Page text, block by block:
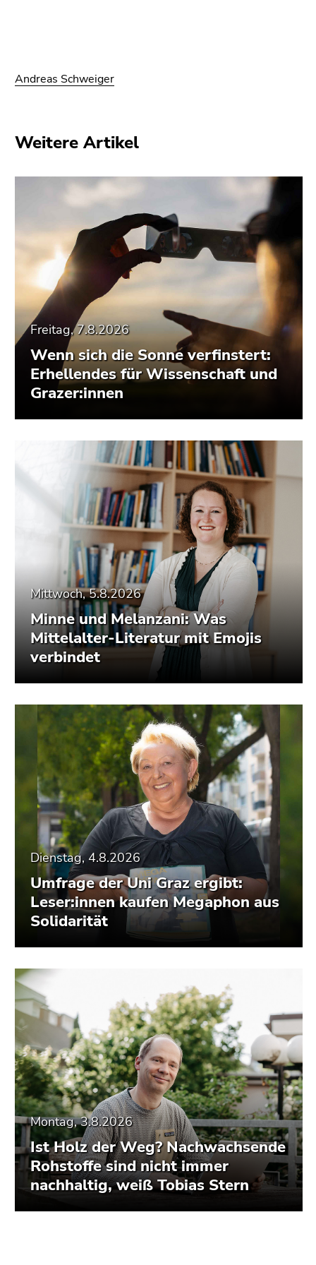
Andreas Schweiger
Weitere Artikel
Freitag, 7.8.2026
Wenn sich die Sonne verfinstert:
Erhellendes für Wissenschaft und
Grazer:innen
Mittwoch, 5.8.2026
Minne und Melanzani: Was
Mittelalter-Literatur mit Emojis
verbindet
Dienstag, 4.8.2026
Umfrage der Uni Graz ergibt:
Leser:innen kaufen Megaphon aus
Solidarität
Montag, 3.8.2026
Ist Holz der Weg? Nachwachsende
Rohstoffe sind nicht immer
nachhaltig, weiß Tobias Stern